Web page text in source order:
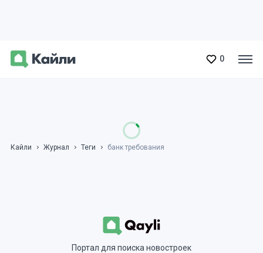
0
Кайли Журнал Теги банк требования
Портал для поиска новостроек